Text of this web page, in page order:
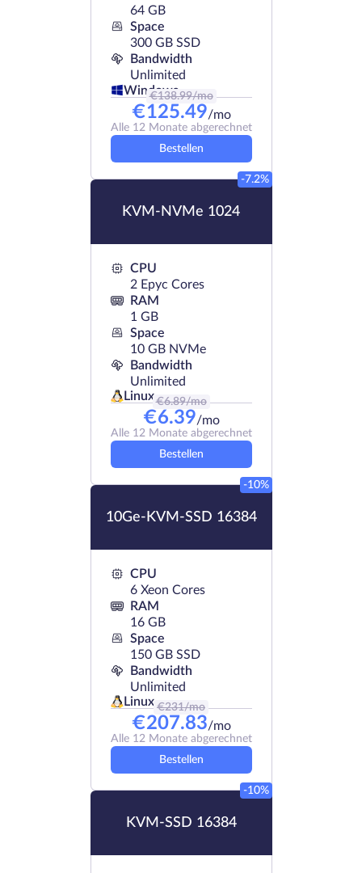
64 GB
Space
300 GB SSD
Bandwidth
Unlimited
Windows
€138.99/mo
€125.49/mo
Alle 12 Monate abgerechnet
Bestellen
KVM-NVMe 1024
-7.2%
CPU
2 Epyc Cores
RAM
1 GB
Space
10 GB NVMe
Bandwidth
Unlimited
Linux€6.89/mo
€6.39/mo
Alle 12 Monate abgerechnet
Bestellen
10Ge-KVM-SSD 16384
-10%
CPU
6 Xeon Cores
RAM
16 GB
Space
150 GB SSD
Bandwidth
Unlimited
Linux €231/mo
€207.83/mo
Alle 12 Monate abgerechnet
Bestellen
KVM-SSD 16384
-10%